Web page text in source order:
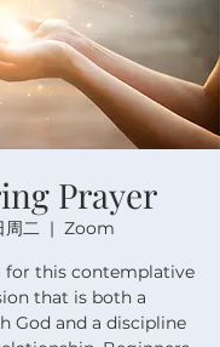
Prayer
周二
  |
Zoom
for this contemplative
that is both a
God and a discipline